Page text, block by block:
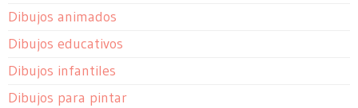
Dibujos animados
Dibujos educativos
Dibujos infantiles
Dibujos para pintar